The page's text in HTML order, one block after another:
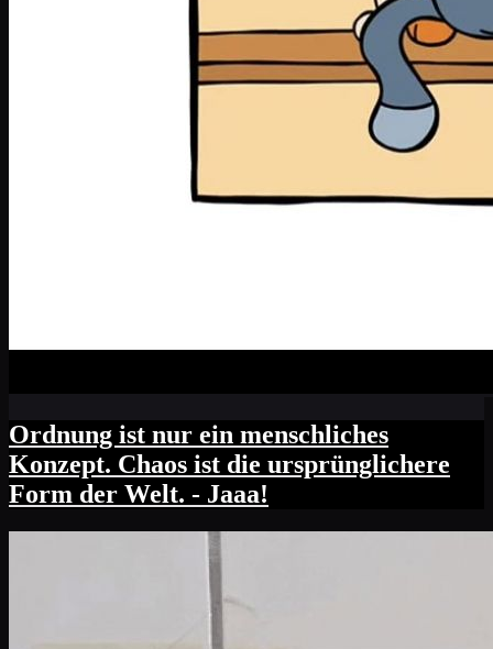
Ordnung ist nur ein menschliches
Konzept. Chaos ist die ursprünglichere
Form der Welt. - Jaaa!